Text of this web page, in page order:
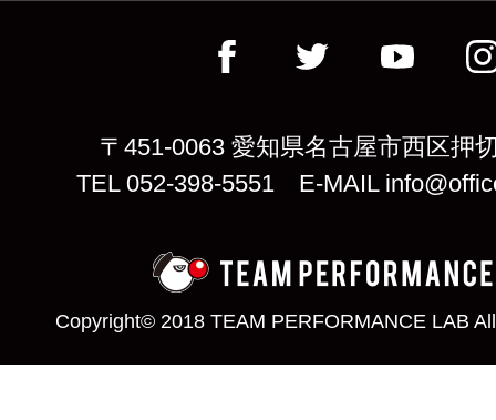
〒451-0063 愛知県名古屋市西区押
TEL 052-398-5551 E-MAIL
Copyright© 2018 TEAM PERFORMANCE LAB